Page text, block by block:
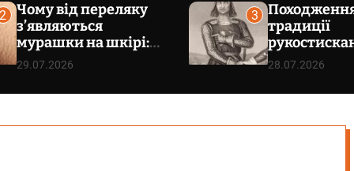
2
Чому від переляку
з’являються
мурашки на шкірі:
фізіологія
29.07.2026
3
традиції
історія,
28.07.2026